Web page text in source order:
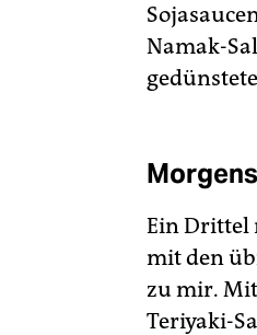
Namak-
Ein Drittel
mit den
zu mir.
Teriyaki-